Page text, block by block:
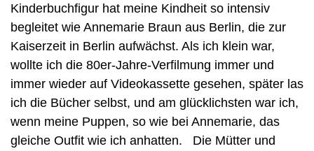
Kinderbuchfigur hat meine Kindheit so intensiv
begleitet wie Annemarie Braun aus Berlin, die zur
Kaiserzeit in Berlin aufwächst. Als ich klein war,
wollte ich die 80er-Jahre-Verfilmung immer und
immer wieder auf Videokassette gesehen, später las
ich die Bücher selbst, und am glücklichsten war ich,
wenn meine Puppen, so wie bei Annemarie, das
gleiche Outfit wie ich anhatten.   Die Mütter und